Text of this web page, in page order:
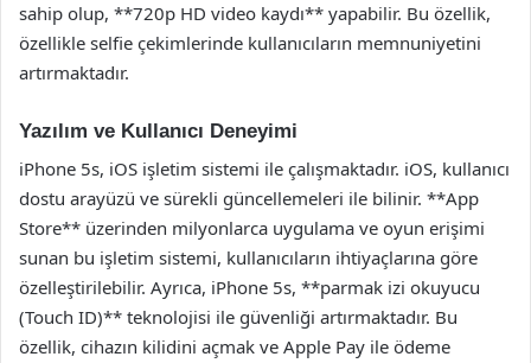
sahip olup, **720p HD video kaydı** yapabilir. Bu özellik,
özellikle selfie çekimlerinde kullanıcıların memnuniyetini
artırmaktadır.
Yazılım ve Kullanıcı Deneyimi
iPhone 5s, iOS işletim sistemi ile çalışmaktadır. iOS, kullanıcı
dostu arayüzü ve sürekli güncellemeleri ile bilinir. **App
Store** üzerinden milyonlarca uygulama ve oyun erişimi
sunan bu işletim sistemi, kullanıcıların ihtiyaçlarına göre
özelleştirilebilir. Ayrıca, iPhone 5s, **parmak izi okuyucu
(Touch ID)** teknolojisi ile güvenliği artırmaktadır. Bu
özellik, cihazın kilidini açmak ve Apple Pay ile ödeme